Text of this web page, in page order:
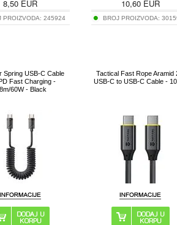
8,50 EUR
PROIZVODA: 245924
10,60EUR
BROJ PROIZVODA:
Spring USB-C Cable
Fast Charging -
60W - Black
Tactical Fast Rope Aramid
USB-C to USB-C Cable -